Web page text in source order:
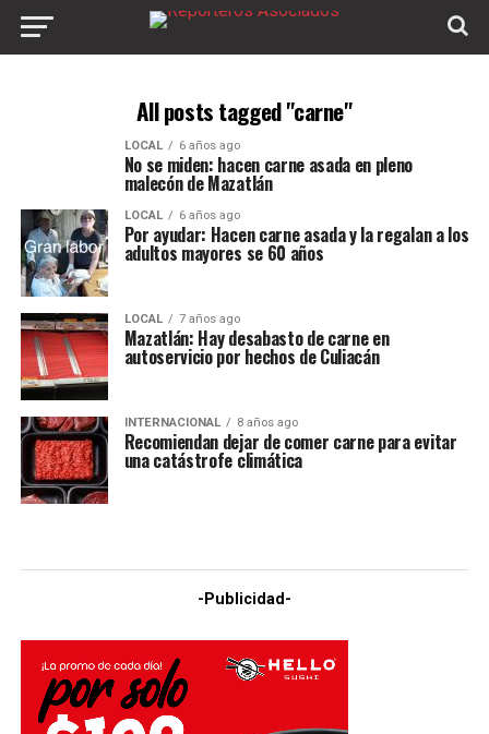
All posts tagged "carne"
LOCAL 6 años ago
No se miden: hacen carne asada en pleno
malecón de Mazatlán
LOCAL 6 años ago
Por ayudar: Hacen carne asada y la regalan a los
adultos mayores se 60 años
LOCAL 7 años ago
Mazatlán: Hay desabasto de carne en
autoservicio por hechos de Culiacán
INTERNACIONAL 8 años ago
Recomiendan dejar de comer carne para evitar
una catástrofe climática
-Publicidad-